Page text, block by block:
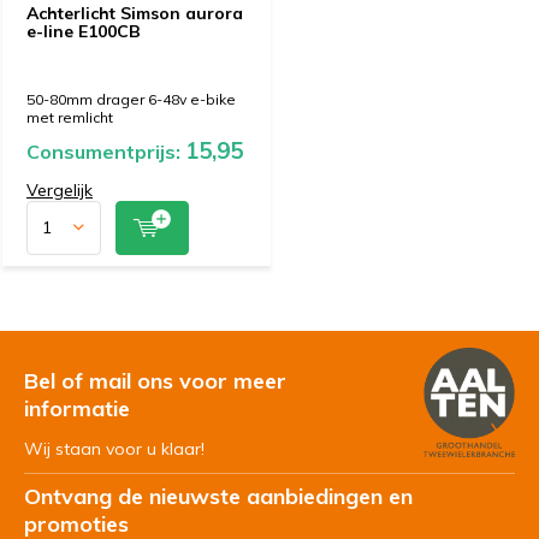
Achterlicht Simson aurora
e-line E100CB
50-80mm drager 6-48v e-bike
met remlicht
Consumentprijs: 15,95
Vergelijk
Bel of mail ons voor meer
informatie
Wij staan voor u klaar!
Ontvang de nieuwste aanbiedingen en
promoties